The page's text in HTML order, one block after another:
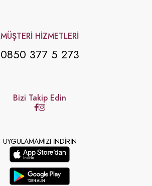
MÜŞTERİ HİZMETLERİ
0850 377 5 273
Bizi Takip Edin
UYGULAMAMIZI İNDİRİN